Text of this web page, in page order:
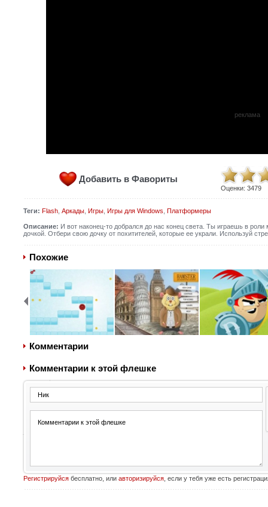
реклама
Добавить в Фавориты
Оценки: 3479
Теги: Flash, Аркады, Игры, Игры для Windows Платформеры
Описание: И вот наконец-то добрался до нас конец света. Ты играешь в
дочкой. Отбери свою дочку от похитителей, которые ее украли. Используй
Похожие
Комментарии
Комментарии к этой флешке
Регистрируйсябесплатно, или авторизируйся, если у тебя уже есть